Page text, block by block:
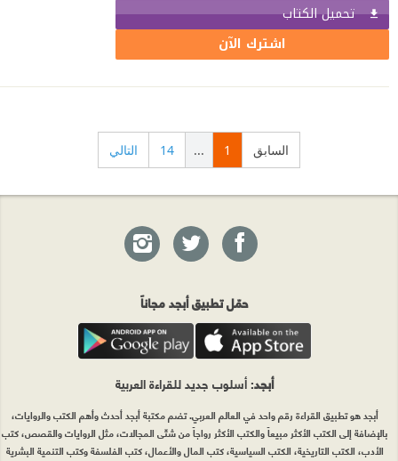
تحميل الكتاب
اشترك الآن
السابق 1
...
14 التالي
حمّل تطبيق أبجد مجاناً
أبجد: أسلوب جديد للقراءة العربية
أبجد هو تطبيق القراءة رقم واحد في العالم العربي. تضم مكتبة أبجد أحدث وأهم الكتب والروايات،
بالإضافة إلى الكتب الأكثر مبيعاً والكتب الأكثر رواجاً من شتّى المجالات، مثل الروايات والقصص، كتب
الأدب، الكتب التاريخية، الكتب السياسية، كتب المال والأعمال، كتب الفلسفة وكتب التنمية البشرية